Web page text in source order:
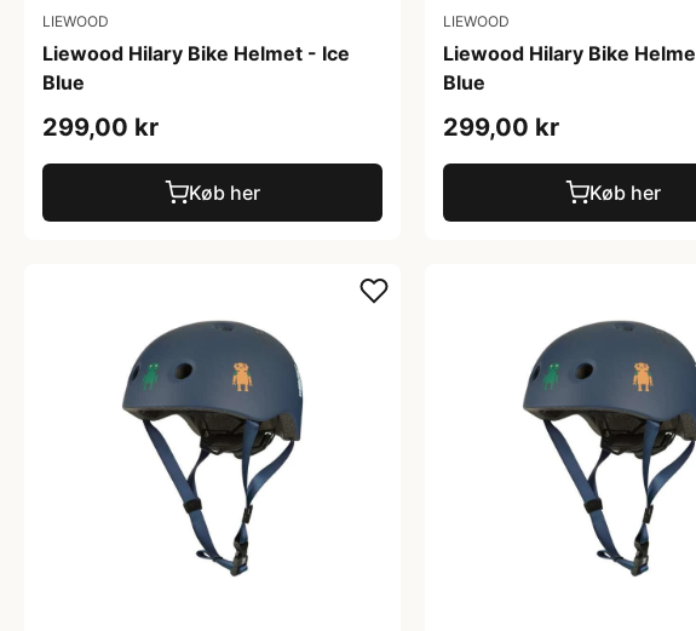
LIEWOOD
Liewood Hilary Bike Helmet - Ice
Blue
299,00 kr
Køb her
LIEWOOD
Liewood Hilary Bike
Blue
299,00 kr
Køb her